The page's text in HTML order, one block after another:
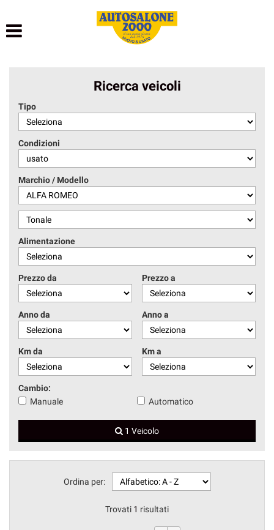
NOLEGGIO BREVE TERMINE
NOLEGGIO LUNGO TERMINE
ACQUISTIAMO USATO
ASSISTENZA
CONTATTI
Ricerca veicoli
Tipo
Condizioni
Marchio / Modello
Alimentazione
Prezzo da Prezzo a
Anno da Anno a
Km da Km a
Cambio:
Manuale
Automatico
1 Veicolo
Ordina per:
Trovati 1 risultati